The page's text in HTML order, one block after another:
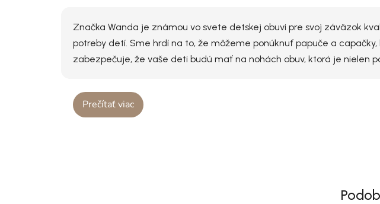
Značka Wanda je známou vo svete detskej obuvi pre svoj záväzok
potreby detí. Sme hrdí na to, že môžeme ponúknuť papuče a
zabezpečuje, že vaše deti budú mať na nohách obuv, ktorá je nielen
Prečítať viac